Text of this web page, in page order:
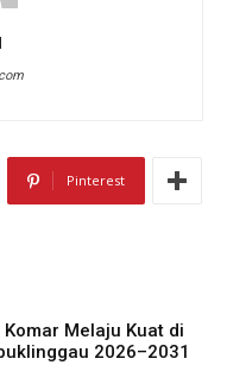
Pinterest
Komar Melaju Kuat di
2026–2031